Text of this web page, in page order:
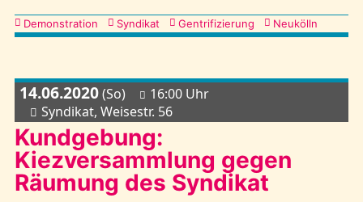
Kategorien
Demonstration Syndikat Gentrifizierung Neukölln
14.06.2020(So)
16:00 Uhr
Syndikat, Weisestr. 56
Kundgebung:
Kiezversammlung gegen
Räumung des Syndikat